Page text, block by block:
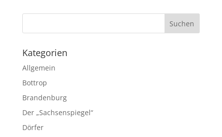
Kategorien
Allgemein
Bottrop
Brandenburg
Der „Sachsenspiegel“
Dörfer